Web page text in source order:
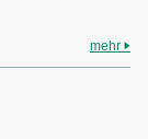
mehr